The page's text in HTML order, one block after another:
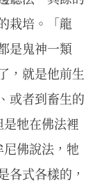
栽培。「龍
是鬼神一類
，就是他前生
或者到畜生的
牠在佛法裡
佛說法，牠
各式各樣的，